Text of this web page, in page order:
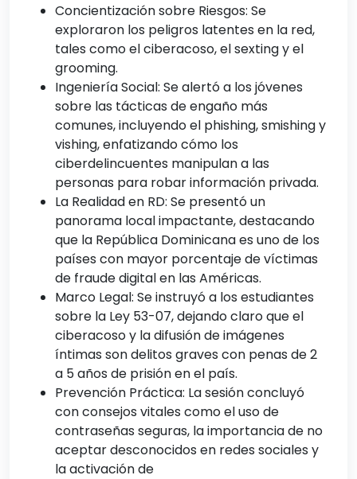
Concientización sobre Riesgos: Se
exploraron los peligros latentes en la red,
tales como el ciberacoso, el sexting y el
grooming.
Ingeniería Social: Se alertó a los jóvenes
sobre las tácticas de engaño más
comunes, incluyendo el phishing, smishing y
vishing, enfatizando cómo los
ciberdelincuentes manipulan a las
personas para robar información privada.
La Realidad en RD: Se presentó un
panorama local impactante, destacando
que la República Dominicana es uno de los
países con mayor porcentaje de víctimas
de fraude digital en las Américas.
Marco Legal: Se instruyó a los estudiantes
sobre la Ley 53-07, dejando claro que el
ciberacoso y la difusión de imágenes
íntimas son delitos graves con penas de 2
a 5 años de prisión en el país.
Prevención Práctica: La sesión concluyó
con consejos vitales como el uso de
contraseñas seguras, la importancia de no
aceptar desconocidos en redes sociales y
la activación de